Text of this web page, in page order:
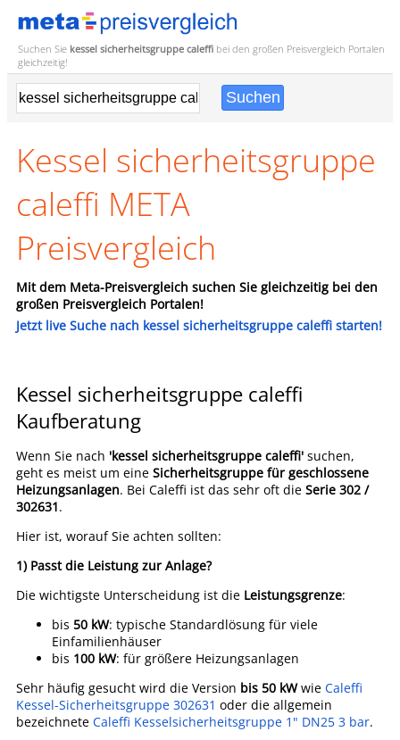
Suchen Sie kessel sicherheitsgruppe caleffi bei den großen Preisvergleich Portalen
gleichzeitig!
Kessel sicherheitsgruppe
caleffi META
Preisvergleich
Mit dem Meta-Preisvergleich suchen Sie gleichzeitig bei den
großen Preisvergleich Portalen!
Jetzt live Suche nach kessel sicherheitsgruppe caleffi starten!
Kessel sicherheitsgruppe caleffi
Kaufberatung
Wenn Sie nach 'kessel sicherheitsgruppe caleffi' suchen,
geht es meist um eine Sicherheitsgruppe für geschlossene
Heizungsanlagen. Bei Caleffi ist das sehr oft die Serie 302 /
302631.
Hier ist, worauf Sie achten sollten:
1) Passt die Leistung zur Anlage?
Die wichtigste Unterscheidung ist die Leistungsgrenze:
bis 50 kW: typische Standardlösung für viele
Einfamilienhäuser
bis 100 kW: für größere Heizungsanlagen
Sehr häufig gesucht wird die Version bis 50 kWwie Caleffi
Kessel-Sicherheitsgruppe 302631 oder die allgemein
bezeichnete Caleffi Kesselsicherheitsgruppe 1" DN25 3 bar.